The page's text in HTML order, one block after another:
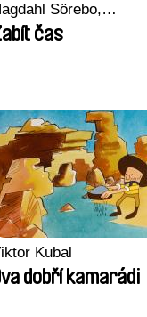
Sörebo,
Krechman,
čas
Kubal
dobří kamarádi